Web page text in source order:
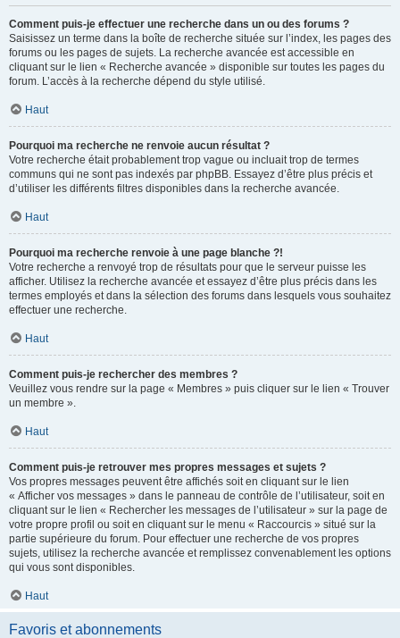
Comment puis-je effectuer une recherche dans un ou des forums ?
Saisissez un terme dans la boîte de recherche située sur l’index, les pages des
forums ou les pages de sujets. La recherche avancée est accessible en
cliquant sur le lien « Recherche avancée » disponible sur toutes les pages du
forum. L’accès à la recherche dépend du style utilisé.
Haut
Pourquoi ma recherche ne renvoie aucun résultat ?
Votre recherche était probablement trop vague ou incluait trop de termes
communs qui ne sont pas indexés par phpBB. Essayez d’être plus précis et
d’utiliser les différents filtres disponibles dans la recherche avancée.
Haut
Pourquoi ma recherche renvoie à une page blanche ?!
Votre recherche a renvoyé trop de résultats pour que le serveur puisse les
afficher. Utilisez la recherche avancée et essayez d’être plus précis dans les
termes employés et dans la sélection des forums dans lesquels vous souhaitez
effectuer une recherche.
Haut
Comment puis-je rechercher des membres ?
Veuillez vous rendre sur la page « Membres » puis cliquer sur le lien « Trouver
un membre ».
Haut
Comment puis-je retrouver mes propres messages et sujets ?
Vos propres messages peuvent être affichés soit en cliquant sur le lien
« Afficher vos messages » dans le panneau de contrôle de l’utilisateur, soit en
cliquant sur le lien « Rechercher les messages de l’utilisateur » sur la page de
votre propre profil ou soit en cliquant sur le menu « Raccourcis » situé sur la
partie supérieure du forum. Pour effectuer une recherche de vos propres
sujets, utilisez la recherche avancée et remplissez convenablement les options
qui vous sont disponibles.
Haut
Favoris et abonnements